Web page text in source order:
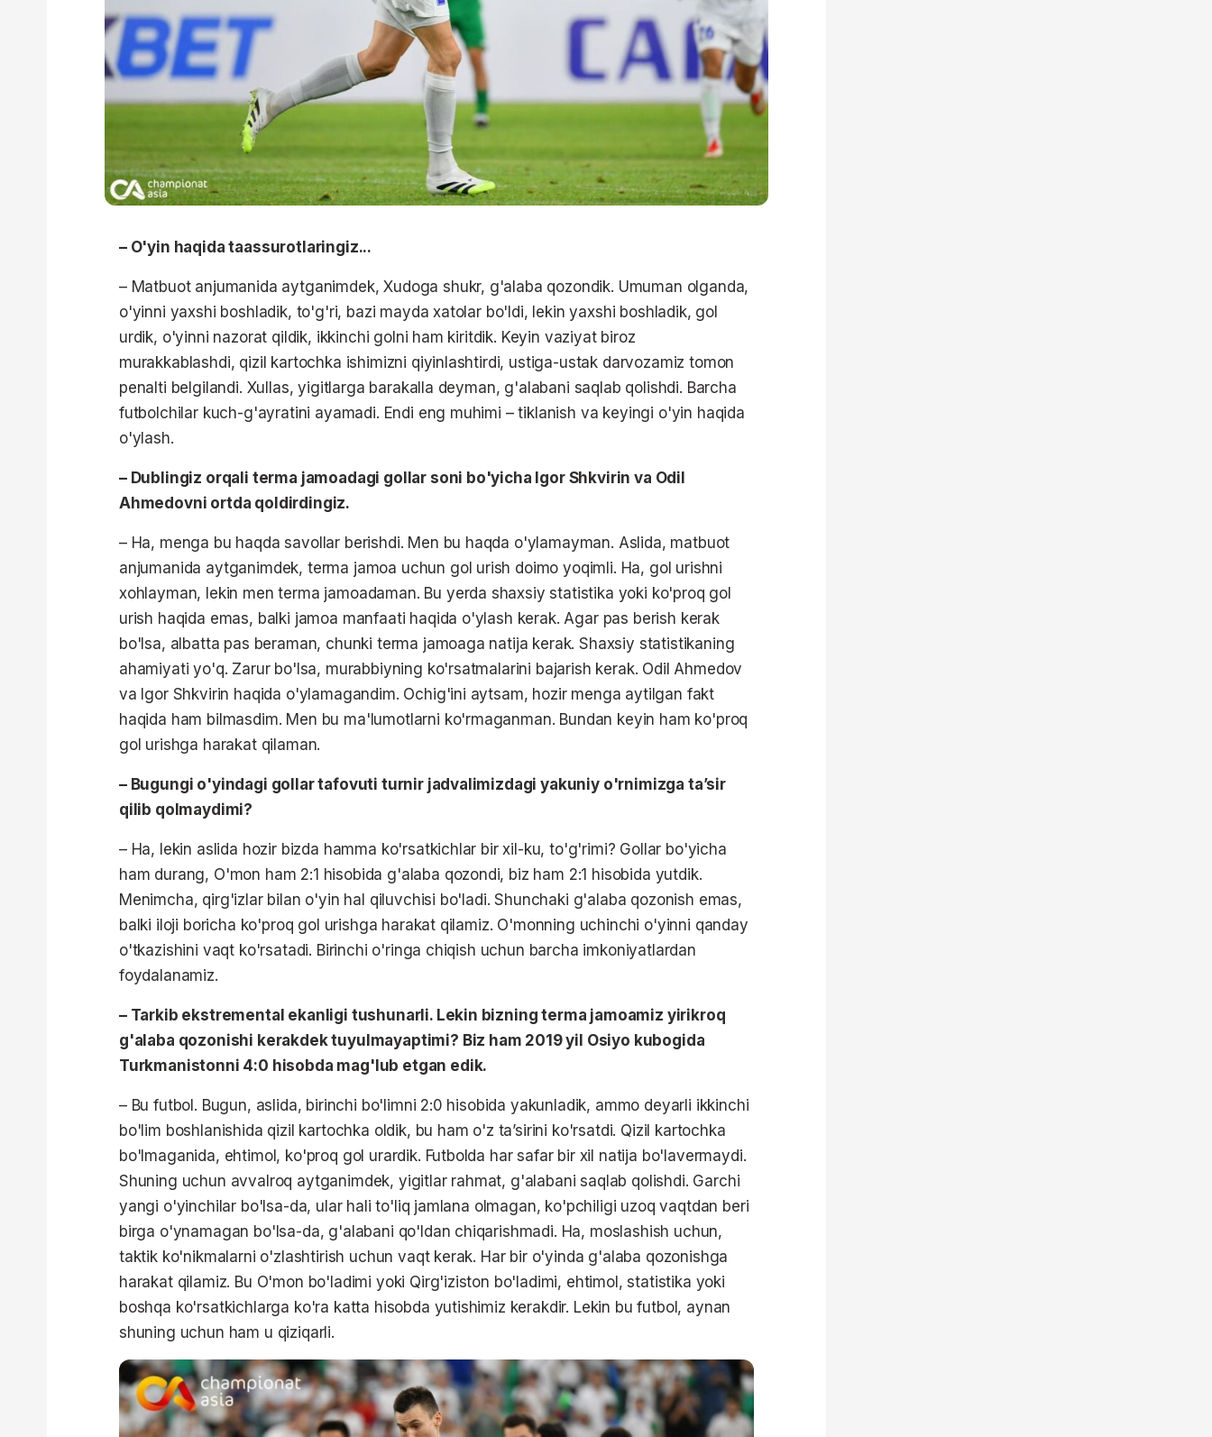
– O'yin haqida taassurotlaringiz...
– Matbuot anjumanida aytganimdek, Xudoga shukr, g'alaba qozondik. Umuman olganda,
o'yinni yaxshi boshladik, to'g'ri, bazi mayda xatolar bo'ldi, lekin yaxshi boshladik, gol
urdik, o'yinni nazorat qildik, ikkinchi golni ham kiritdik. Keyin vaziyat biroz
murakkablashdi, qizil kartochka ishimizni qiyinlashtirdi, ustiga-ustak darvozamiz tomon
penalti belgilandi. Xullas, yigitlarga barakalla deyman, g'alabani saqlab qolishdi. Barcha
futbolchilar kuch-g'ayratini ayamadi. Endi eng muhimi – tiklanish va keyingi o'yin haqida
o'ylash.
– Dublingiz orqali terma jamoadagi gollar soni bo'yicha Igor Shkvirin va Odil
Ahmedovni ortda qoldirdingiz.
– Ha, menga bu haqda savollar berishdi. Men bu haqda o'ylamayman. Aslida, matbuot
anjumanida aytganimdek, terma jamoa uchun gol urish doimo yoqimli. Ha, gol urishni
xohlayman, lekin men terma jamoadaman. Bu yerda shaxsiy statistika yoki ko'proq gol
urish haqida emas, balki jamoa manfaati haqida o'ylash kerak. Agar pas berish kerak
bo'lsa, albatta pas beraman, chunki terma jamoaga natija kerak. Shaxsiy statistikaning
ahamiyati yo'q. Zarur bo'lsa, murabbiyning ko'rsatmalarini bajarish kerak. Odil Ahmedov
va Igor Shkvirin haqida o'ylamagandim. Ochig'ini aytsam, hozir menga aytilgan fakt
haqida ham bilmasdim. Men bu ma'lumotlarni ko'rmaganman. Bundan keyin ham ko'proq
gol urishga harakat qilaman.
– Bugungi o'yindagi gollar tafovuti turnir jadvalimizdagi yakuniy o'rnimizga ta’sir
qilib qolmaydimi?
– Ha, lekin aslida hozir bizda hamma ko'rsatkichlar bir xil-ku, to'g'rimi? Gollar bo'yicha
ham durang, O'mon ham 2:1 hisobida g'alaba qozondi, biz ham 2:1 hisobida yutdik.
Menimcha, qirg'izlar bilan o'yin hal qiluvchisi bo'ladi. Shunchaki g'alaba qozonish emas,
balki iloji boricha ko'proq gol urishga harakat qilamiz. O'monning uchinchi o'yinni qanday
o'tkazishini vaqt ko'rsatadi. Birinchi o'ringa chiqish uchun barcha imkoniyatlardan
foydalanamiz.
– Tarkib ekstremental ekanligi tushunarli. Lekin bizning terma jamoamiz yirikroq
g'alaba qozonishi kerakdek tuyulmayaptimi? Biz ham 2019 yil Osiyo kubogida
Turkmanistonni 4:0 hisobda mag'lub etgan edik.
– Bu futbol. Bugun, aslida, birinchi bo'limni 2:0 hisobida yakunladik, ammo deyarli ikkinchi
bo'lim boshlanishida qizil kartochka oldik, bu ham o'z ta’sirini ko'rsatdi. Qizil kartochka
bo'lmaganida, ehtimol, ko'proq gol urardik. Futbolda har safar bir xil natija bo'lavermaydi.
Shuning uchun avvalroq aytganimdek, yigitlar rahmat, g'alabani saqlab qolishdi. Garchi
yangi o'yinchilar bo'lsa-da, ular hali to'liq jamlana olmagan, ko'pchiligi uzoq vaqtdan beri
birga o'ynamagan bo'lsa-da, g'alabani qo'ldan chiqarishmadi. Ha, moslashish uchun,
taktik ko'nikmalarni o'zlashtirish uchun vaqt kerak. Har bir o'yinda g'alaba qozonishga
harakat qilamiz. Bu O'mon bo'ladimi yoki Qirg'iziston bo'ladimi, ehtimol, statistika yoki
boshqa ko'rsatkichlarga ko'ra katta hisobda yutishimiz kerakdir. Lekin bu futbol, aynan
shuning uchun ham u qiziqarli.